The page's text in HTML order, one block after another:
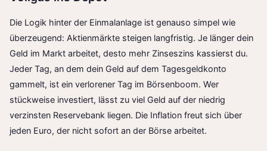
Die Logik hinter der Einmalanlage ist genauso simpel wie
überzeugend: Aktienmärkte steigen langfristig. Je länger dein
Geld im Markt arbeitet, desto mehr Zinseszins kassierst du.
Jeder Tag, an dem dein Geld auf dem Tagesgeldkonto
gammelt, ist ein verlorener Tag im Börsenboom. Wer
stückweise investiert, lässt zu viel Geld auf der niedrig
verzinsten Reservebank liegen. Die Inflation freut sich über
jeden Euro, der nicht sofort an der Börse arbeitet.